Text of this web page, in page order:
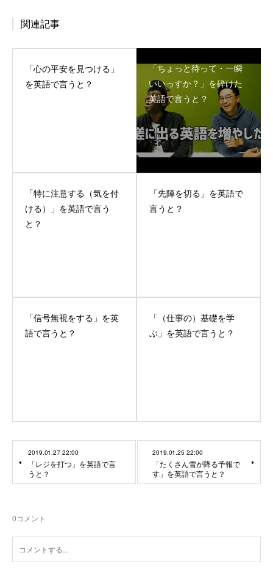
関連記事
「心の平安を見つける」
を英語で言うと？
「ちょっと待って・一瞬
いいっすか？」を砕けた
英語で言うと？
「特に注意する（気を付
ける）」を英語で言う
と？
「先陣を切る」を英語で
言うと？
「信号無視をする」を英
語で言うと？
「（仕事の）基礎を学
ぶ」を英語で言うと？
2019.01.27 22:00
「レジを打つ」を英語で言
うと？
2019.01.25 22:00
「たくさん雪が降る予報で
す」を英語で言うと？
0コメント